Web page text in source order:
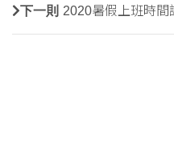
下一則 2020暑假上班時間